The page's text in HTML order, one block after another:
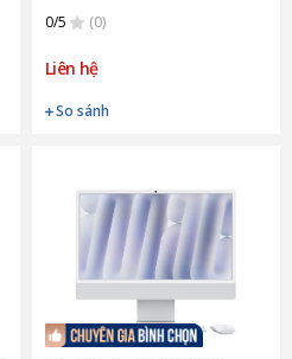
0/5
(0)
Liên hệ
So sánh